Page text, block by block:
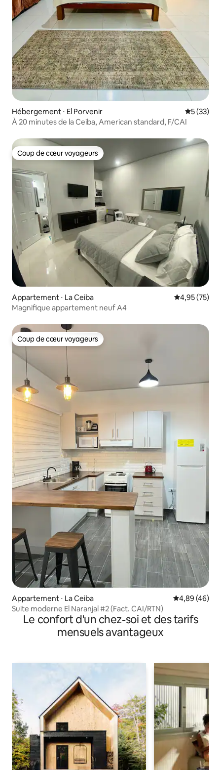
Hébergement ⋅ El Porvenir
5 (33)
À 20 minutes de la Ceiba, American standard, F/CAI
Coup de cœur voyageurs
Coup de cœur voyageurs
Appartement ⋅ La Ceiba Évaluation
4,95 (75)
Magnifique appartement neuf A4
Coup de cœur voyageurs
Coup de cœur voyageurs
Appartement ⋅ La Ceiba Évaluation
4,89 (46)
Suite moderne El Naranjal #2 (Fact. CAI/RTN)
Le confort d'un chez-soi et des tarifs
mensuels avantageux